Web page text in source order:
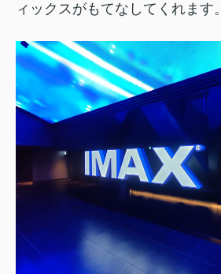
ィックスがもてなしてくれます。